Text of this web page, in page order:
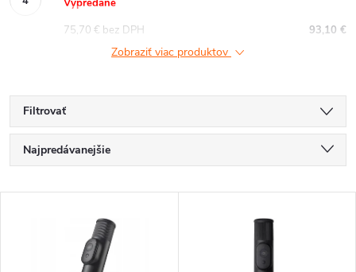
Vypredané
93,10 €
75,70 € bez DPH
Zobraziť viac produktov
Filtrovať
R
a
Najpredávanejšie